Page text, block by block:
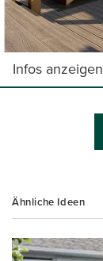
Infos anzeigen
Ähnliche Ideen